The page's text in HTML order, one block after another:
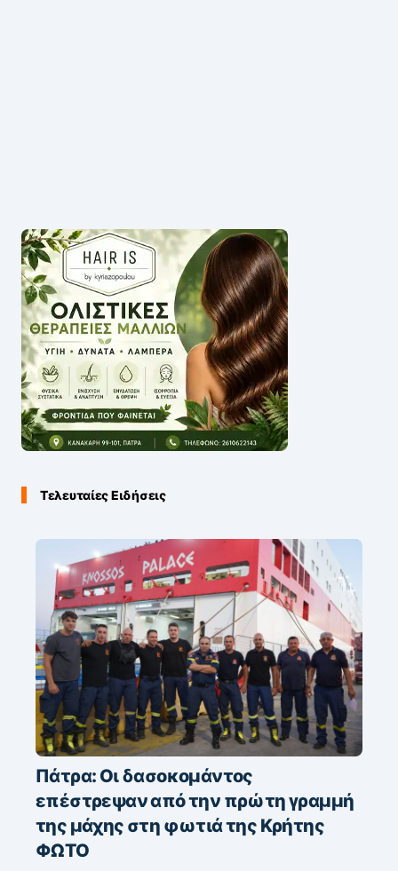
Τελευταίες Ειδήσεις
Πάτρα: Οι δασοκομάντος
επέστρεψαν από την πρώτη γραμμή
της μάχης στη φωτιά της Κρήτης
ΦΩΤΟ